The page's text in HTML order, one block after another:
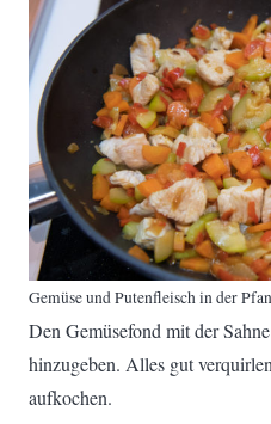
Gemüse und Putenfleisch in der
Den Gemüsefond mit der
hinzugeben. Alles gut
aufkochen.